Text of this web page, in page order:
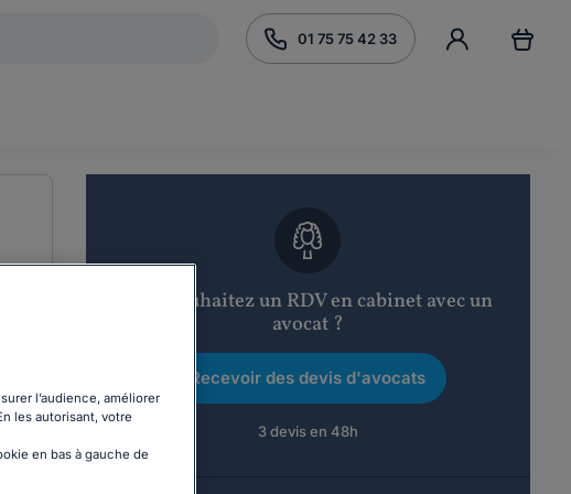
01 75 75 42 33
Vous souhaitez un RDV en cabinet avec un
avocat ?
Recevoir des devis d'avocats
3 devis en 48h
l’audience, améliorer
les autorisant, votre
en bas à gauche de